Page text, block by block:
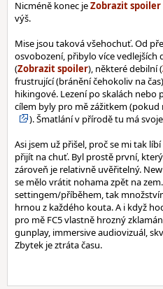
Nicméně konec je
výš.
Mise jsou taková všehochuť. Od
osvobození, přibylo více
(
), některé debilní (
frustrující (bránění čehokoliv na
hikingové. Lezení po skalách nebo
cílem byly pro mě zážitkem (pokud
). Šmatlání v přírodě tu má
Asi jsem už přišel, proč se mi tak
přijít na chuť. Byl prostě první,
zároveň je relativně uvěřitelný.
se mělo vrátit nohama zpět na
settingem/příběhem, tak
hrnou z každého kouta. A i když
pro mě FC5 vlastně hrozný
gunplay, immersive audiovizuál,
Zbytek je ztráta času.